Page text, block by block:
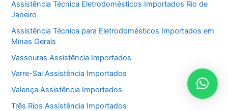
Assistência Técnica Eletrodomésticos Importados Rio de
Janeiro
Assistência Técnica para Eletrodomésticos Importados em
Minas Gerais
Vassouras Assistência Importados
Varre-Sai Assistência Importados
Valença Assistência Importados
Três Rios Assistência Importados